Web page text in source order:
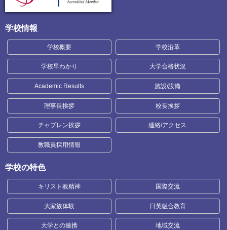
学校情報
学校概要 学校沿革
学校早わかり 大学合格状況
Academic Results 施設/設備
理事長挨拶 校長挨拶
チャプレン挨拶 連絡/アクセス
教職員採用情報
学校の特色
キリスト教精神 国際交流
大家族体験 日英融合教育
大学との連携 地域交流